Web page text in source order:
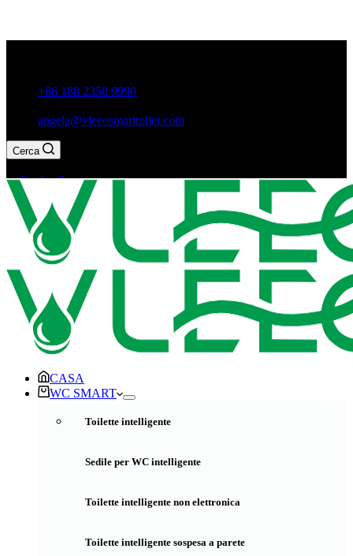
+86 188 2350 9990
angela@vleeosmarttoilet.com
Cerca
CASA
WC SMART
Toilette intelligente
Sedile per WC intelligente
Toilette intelligente non elettronica
Toilette intelligente sospesa a parete